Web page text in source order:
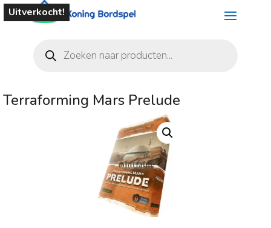
zoeken
Uitverkocht!
Terraforming Mars Prelude